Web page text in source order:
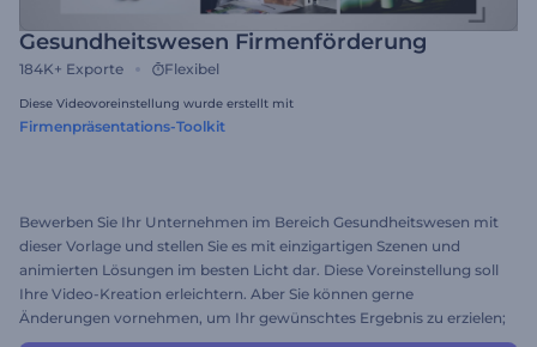
Gesundheitswesen Firmenförderung
184K+ Exporte Flexibel
Diese Videovoreinstellung wurde erstellt mit
Firmenpräsentations-Toolkit
Bewerben Sie Ihr Unternehmen im Bereich Gesundheitswesen mit
dieser Vorlage und stellen Sie es mit einzigartigen Szenen und
animierten Lösungen im besten Licht dar. Diese Voreinstellung soll
Ihre Video-Kreation erleichtern. Aber Sie können gerne
Änderungen vornehmen, um Ihr gewünschtes Ergebnis zu erzielen;
ergänzen Sie es mit neuen Szenen oder entfernen Sie Szenen, die Sie